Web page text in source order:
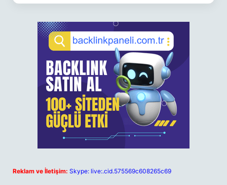
Reklam ve İletişim: Skype: live:.cid.575569c608265c69